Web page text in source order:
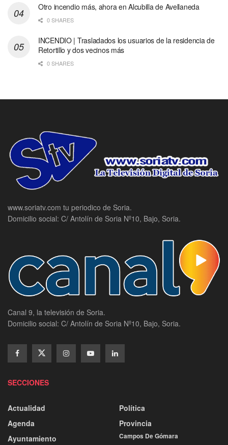
Otro incendio más, ahora en Alcubilla de Avellaneda
0 SHARES
INCENDIO | Trasladados los usuarios de la residencia de
Retortillo y dos vecinos más
0 SHARES
www.soriatv.com tu periodico de Soria.
Domicilio social: C/ Antolín de Soria Nº10, Bajo, Soria.
Canal 9, la televisión de Soria.
Domicilio social: C/ Antolín de Soria Nº10, Bajo, Soria.
SECCIONES
Actualidad
Agenda
Ayuntamiento
Política
Provincia
Campos De Gómara